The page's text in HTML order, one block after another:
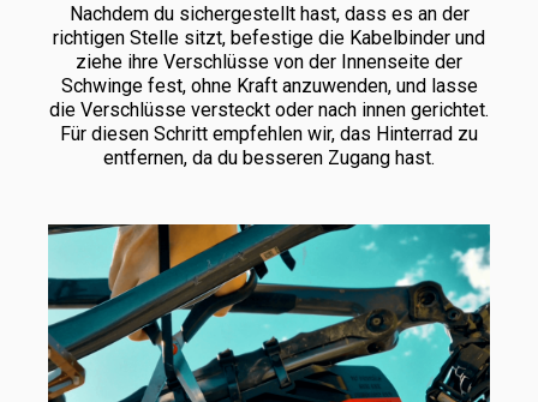
Nachdem du sichergestellt hast, dass es an der
richtigen Stelle sitzt, befestige die Kabelbinder und
ziehe ihre Verschlüsse von der Innenseite der
Schwinge fest, ohne Kraft anzuwenden, und lasse
die Verschlüsse versteckt oder nach innen gerichtet.
Für diesen Schritt empfehlen wir, das Hinterrad zu
entfernen, da du besseren Zugang hast.